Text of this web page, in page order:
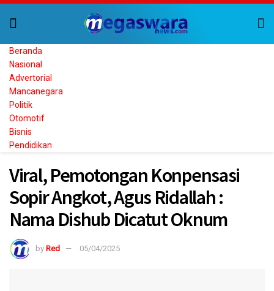
Beranda
Nasional
Advertorial
Mancanegara
Politik
Otomotif
Bisnis
Pendidikan
Viral, Pemotongan Konpensasi
Sopir Angkot, Agus Ridallah :
Nama Dishub Dicatut Oknum
by Red 05/04/2025